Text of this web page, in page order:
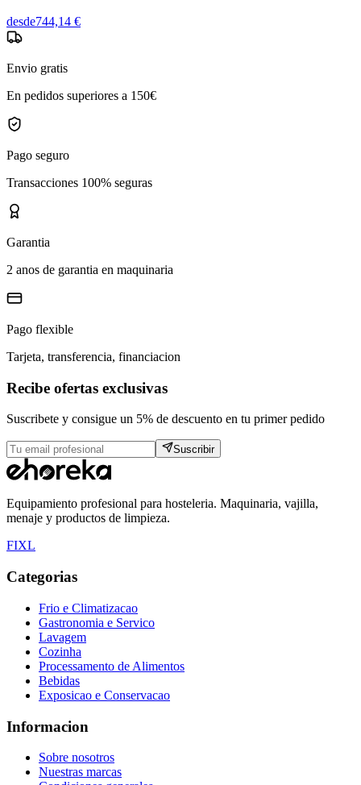
desde744,14 €
Envio gratis
En pedidos superiores a 150€
Pago seguro
Transacciones 100% seguras
Garantia
2 anos de garantia en maquinaria
Pago flexible
Tarjeta, transferencia, financiacion
Recibe ofertas exclusivas
Suscribete y consigue un 5% de descuento en tu primer pedido
Suscribir
Equipamiento profesional para hosteleria. Maquinaria, vajilla,
menaje y productos de limpieza.
FIXL
Categorias
Frio e Climatizacao
Gastronomia e Servico
Lavagem
Cozinha
Processamento de Alimentos
Bebidas
Exposicao e Conservacao
Informacion
Sobre nosotros
Nuestras marcas